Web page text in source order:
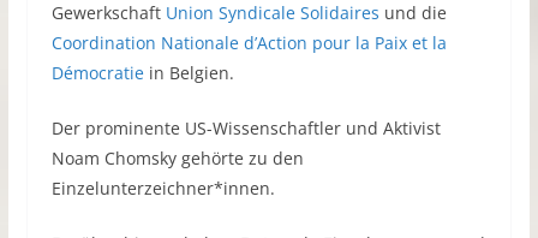
Gewerkschaft Union Syndicale Solidaires und die
Coordination Nationale d’Action pour la Paix et la
Démocratiein Belgien.
Der prominente US-Wissenschaftler und Aktivist
Noam Chomsky gehörte zu den
Einzelunterzeichner*innen.